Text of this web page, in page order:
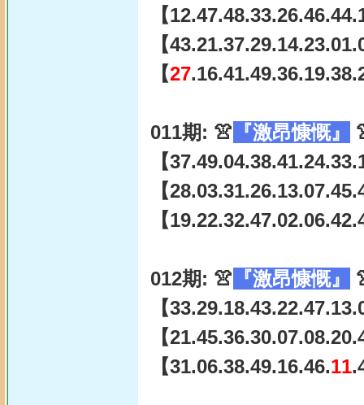
【
【
【27
011期: 👚 『激昂慷慨』
【
【
【
012期: 👚 『激昂慷慨』
【
【
【31.06.38.49.16.46.11